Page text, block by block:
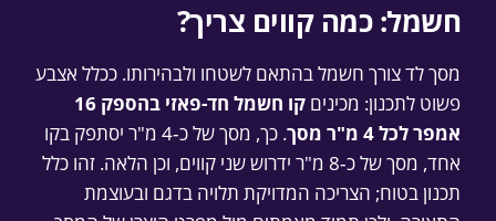
חשמל: כמה קווים צריך?
מסך לד צורך חשמל בהתאם לשטחו ולבהירותו. ככלל אצבע
פשוט לתכנון: מכינים
קו חשמל חד-פאזי בהספק 16
אמפר לכל 4 מ"ר מסך
. כך, מסך של כ‑4 מ"ר יסתפק בקו
אחד, מסך של כ‑8 מ"ר ידרוש שני קווים, וכן הלאה. זהו כלל
תכנון בטוח; הצריכה המדויקת תלויה בדגם ובעוצמת